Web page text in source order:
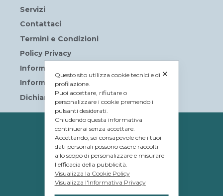
Servizi
Contattaci
Termini e Condizioni
Policy Privacy
Informativa sui Cookies
Informative privacy
Dichiarazione di accessibilità
PROPRIETÀ
© Tavolera S.r.l.
sede Legale e Amministrativa
12084 Mondovì (CN)
Piazza G.Jemina 47
✕
Questo sito utilizza cookie tecnici e di
profilazione.
Puoi accettare, rifiutare o
personalizzare i cookie premendo i
pulsanti desiderati.
Chiudendo questa informativa
continuerai senza accettare.
Accettando, sei consapevole che i tuoi
dati personali possono essere raccolti
allo scopo di personalizzare e misurare
l'efficacia della pubblicità.
Visualizza la Cookie Policy
Visualizza l'Informativa Privacy